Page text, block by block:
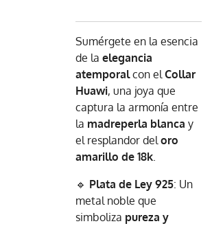
Sumérgete en la esencia
de la elegancia
atemporalcon elCollar
Huawi, una joya que
captura la armonía entre
la madreperla blanca y
el resplandor deloro
amarillo de 18k.
🔹 Plata de Ley 925: Un
metal noble que
simboliza pureza y